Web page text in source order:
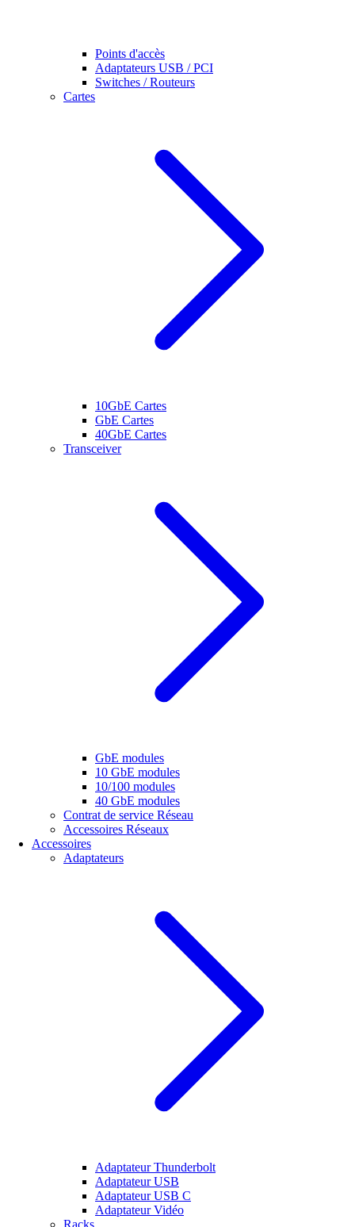
Points d'accès
Adaptateurs USB / PCI
Switches / Routeurs
Cartes
10GbE Cartes
GbE Cartes
40GbE Cartes
Transceiver
GbE modules
10 GbE modules
10/100 modules
40 GbE modules
Contrat de service Réseau
Accessoires Réseaux
Accessoires
Adaptateurs
Adaptateur Thunderbolt
Adaptateur USB
Adaptateur USB C
Adaptateur Vidéo
Racks